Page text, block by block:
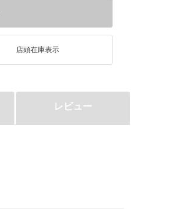
店頭在庫表示
レビュー